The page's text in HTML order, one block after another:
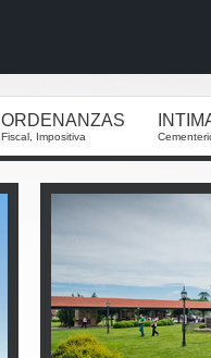
ORDENANZAS
Fiscal, Impositiva